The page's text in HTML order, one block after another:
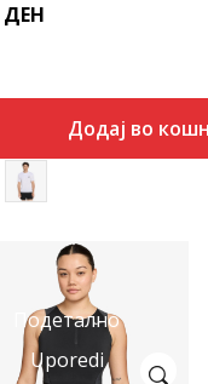
ДЕН
Додај во
Подетално
Uporedi